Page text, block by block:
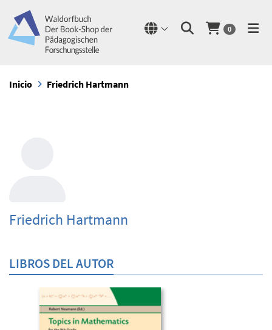
0
Inicio Friedrich Hartmann
Friedrich Hartmann
LIBROS DEL AUTOR